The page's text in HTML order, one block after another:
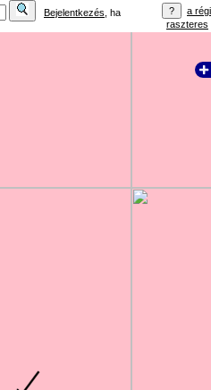
Bejelentkezés , ha
a régi
raszteres